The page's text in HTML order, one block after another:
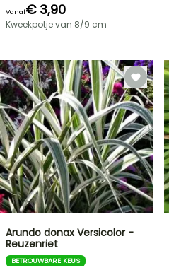
Vanaf€ 3,90
Kweekpotje van 8/9 cm
Arundo donax Versicolor -
Reuzenriet
BETROUWBARE KEUS